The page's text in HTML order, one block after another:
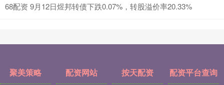
68配资 9月12日煜邦转债下跌0.07%，转股溢价率20.33%
聚美策略 配资网站 按天配资 配资平台查询